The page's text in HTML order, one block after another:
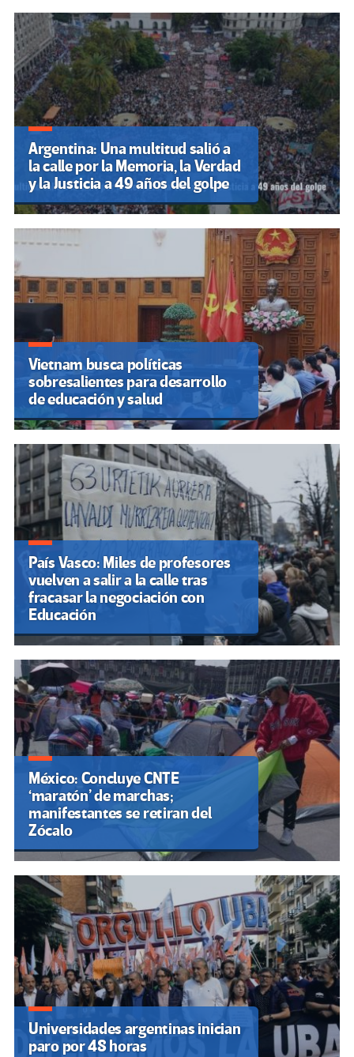
Argentina: Una multitud salió a
la calle por la Memoria, la Verdad
y la Justicia a 49 años del golpe
Vietnam busca políticas
sobresalientes para desarrollo
de educación y salud
País Vasco: Miles de profesores
vuelven a salir a la calle tras
fracasar la negociación con
Educación
México: Concluye CNTE
‘maratón’ de marchas;
manifestantes se retiran del
Zócalo
Universidades argentinas inician
paro por 48 horas